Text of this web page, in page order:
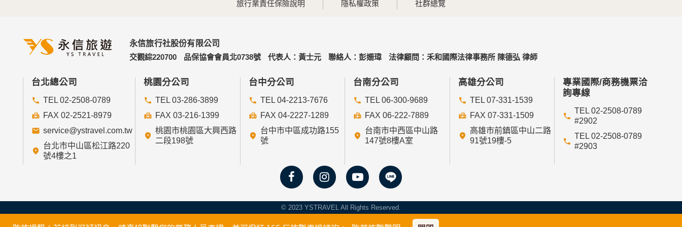
旅行業責任保險說明 隱私權政策 社群總覽
永信旅行社股份有限公司
交觀綜220700
品保協會會員北0738號 代表人：黃士元 聯絡人：彭姍瑋 法律顧問：禾和國際法律事務所 陳德弘 律師
台北總公司
TEL 02-2508-0789
FAX 02-2521-8979
service@ystravel.com.tw
台北市中山區松江路220
號4樓之1
桃園分公司
TEL 03-286-3899
FAX 03-216-1399
桃園市桃園區大興西路
二段198號
台中分公司
TEL 04-2213-7676
FAX 04-2227-1289
台中市中區成功路155
號
台南分公司
TEL 06-300-9689
FAX 06-222-7889
台南市中西區中山路
147號8樓A室
高雄分公司
TEL 07-331-1539
FAX 07-331-1509
高雄市前鎮區中山二路
91號19樓-5
專業國際/商務機票洽
詢專線
TEL 02-2508-0789
#2902
TEL 02-2508-0789
#2903
© 2023 YSTRAVEL All Rights Reserved.